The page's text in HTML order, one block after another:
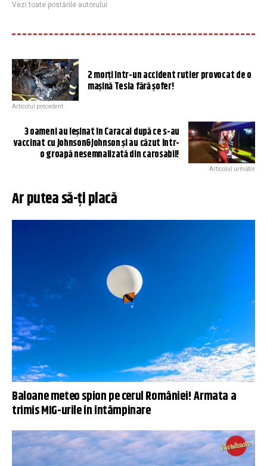
Vezi toate postările autorului
2 morți într-un accident rutier provocat de o
mașină Tesla fără șofer!
Articolul precedent
3 oameni au leșinat în Caracal după ce s-au
vaccinat cu Johnson&Johnson și au căzut într-
o groapă nesemnalizată din carosabil!
Articolul următor
Ar putea să-ți placă
Baloane meteo spion pe cerul României! Armata a
trimis MIG-urile în întâmpinare